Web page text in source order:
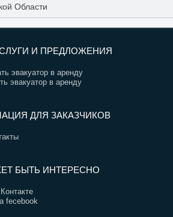
Области
И ПРЕДЛОЖЕНИЯ
эвакуатор в аренду
эвакуатор в аренду
ДЛЯ ЗАКАЗЧИКОВ
БЫТЬ ИНТЕРЕСНО
fecebook